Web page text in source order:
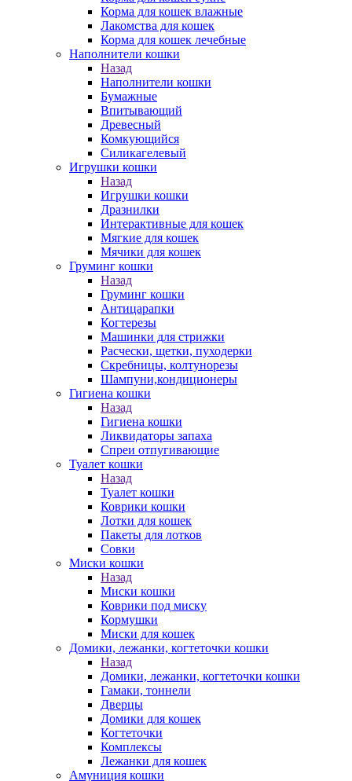
Корма для кошек влажные
Лакомства для кошек
Корма для кошек лечебные
Наполнители кошки
Назад
Наполнители кошки
Бумажные
Впитывающий
Древесный
Комкующийся
Силикагелевый
Игрушки кошки
Назад
Игрушки кошки
Дразнилки
Интерактивные для кошек
Мягкие для кошек
Мячики для кошек
Груминг кошки
Назад
Груминг кошки
Антицарапки
Когтерезы
Машинки для стрижки
Расчески, щетки, пуходерки
Скребницы, колтунорезы
Шампуни,кондиционеры
Гигиена кошки
Назад
Гигиена кошки
Ликвидаторы запаха
Спреи отпугивающие
Туалет кошки
Назад
Туалет кошки
Коврики кошки
Лотки для кошек
Пакеты для лотков
Совки
Миски кошки
Назад
Миски кошки
Коврики под миску
Кормушки
Миски для кошек
Домики, лежанки, когтеточки кошки
Назад
Домики, лежанки, когтеточки кошки
Гамаки, тоннели
Дверцы
Домики для кошек
Когтеточки
Комплексы
Лежанки для кошек
Амуниция кошки